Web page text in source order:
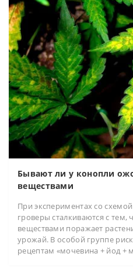
Бывают ли у конопли
веществами
При экспериментах со
гроверы сталкиваются с
веществами поражает
урожай. В особой группе
рецептам «мочевина + йод +